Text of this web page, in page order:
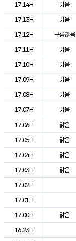
17.14H
맑음
17.13H
맑음
17.12H
구름많음
17.11H
맑음
17.10H
맑음
17.09H
맑음
17.08H
맑음
17.07H
맑음
17.06H
맑음
17.05H
맑음
17.04H
맑음
17.03H
맑음
17.02H
17.01H
17.00H
맑음
16.23H